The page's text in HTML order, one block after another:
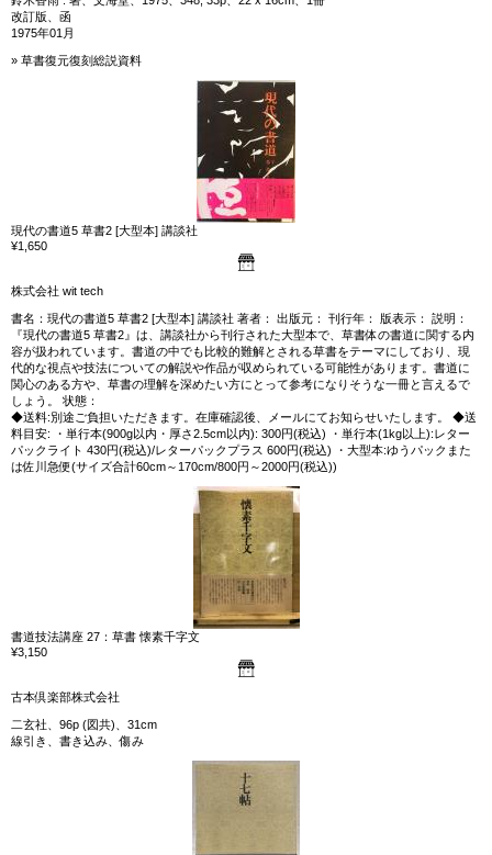
改訂版、函
1975年01月
» 草書復元復刻総説資料
現代の書道5 草書2 [大型本] 講談社
¥1,650
株式会社 wit tech
書名：現代の書道5 草書2 [大型本] 講談社 著者： 出版元： 刊行年： 版表示： 説明：
『現代の書道5 草書2』は、講談社から刊行された大型本で、草書体の書道に関する内
容が扱われています。書道の中でも比較的難解とされる草書をテーマにしており、現
代的な視点や技法についての解説や作品が収められている可能性があります。書道に
関心のある方や、草書の理解を深めたい方にとって参考になりそうな一冊と言えるで
しょう。 状態：
◆送料:別途ご負担いただきます。在庫確認後、メールにてお知らせいたします。 ◆送
料目安: ・単行本(900g以内・厚さ2.5cm以内): 300円(税込) ・単行本(1kg以上):レター
パックライト 430円(税込)/レターパックプラス 600円(税込) ・大型本:ゆうパックまた
は佐川急便(サイズ合計60cm～170cm/800円～2000円(税込))
書道技法講座 27：草書 懐素千字文
¥3,150
古本倶楽部株式会社
二玄社、96p (図共)、31cm
線引き、書き込み、傷み